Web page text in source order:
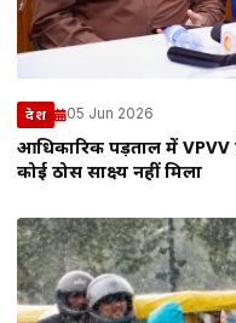
देश 05 Jun 2026
आधिकारिक पड़ताल में VPVV
कोई ठोस साक्ष्य नहीं मिला